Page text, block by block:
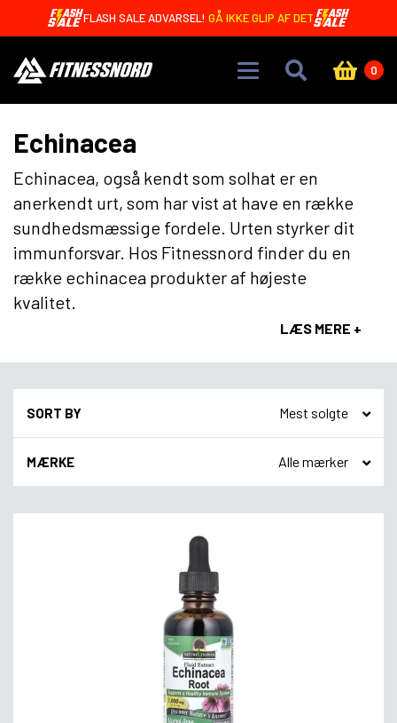
Skip to main contentFLASH SALE ADVARSEL! GÅ IKKE GLIP AF DET
0
Echinacea
Echinacea, også kendt som solhat er en
anerkendt urt, som har vist at have en række
sundhedsmæssige fordele. Urten styrker dit
immunforsvar. Hos Fitnessnord finder du en
række echinacea produkter af højeste
kvalitet.
LÆS MERE +
SORT BY
MÆRKE